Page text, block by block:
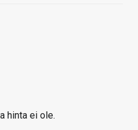
hinta ei ole.